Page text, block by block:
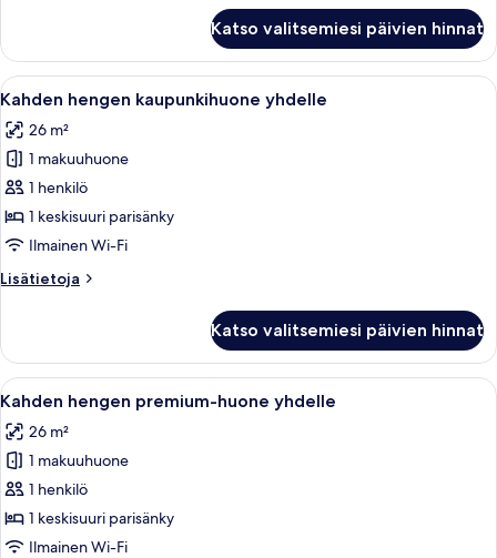
Katso valitsemiesi päivien hinnat
Avaa
kaikki
huonetyypin
Kahden
hengen
kaupunkihuone
yhdelle
Ylelliset vuodevaatteet, minibaari,
5
Kahden hengen kaupunkihuone yhdelle
26 m²
1 makuuhuone
1 henkilö
1 keskisuuri parisänky
Ilmainen Wi-Fi
Lisätietoja
Lisätietoja
kaupunkihuone
yhdelle
Katso valitsemiesi päivien hinnat
Avaa
kaikki
huonetyypin
Kahden
hengen
premium-
huone
Ylelliset vuodevaatteet, minibaari,
4
Kahden hengen premium-huone yhdelle
26 m²
1 makuuhuone
1 henkilö
1 keskisuuri parisänky
Ilmainen Wi-Fi